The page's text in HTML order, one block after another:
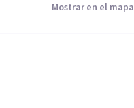
Mostrar en el mapa